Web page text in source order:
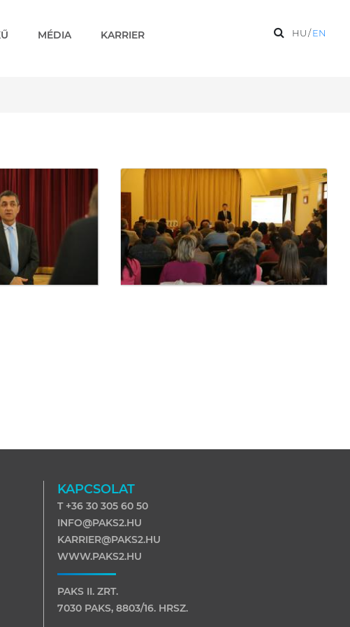
MÉDIA KARRIER HU/EN
KAPCSOLAT
T +36 30 305 60 50
INFO@PAKS2.HU
KARRIER@PAKS2.HU
WWW.PAKS2.HU
PAKS II. ZRT.
7030 PAKS, 8803/16. HRSZ.